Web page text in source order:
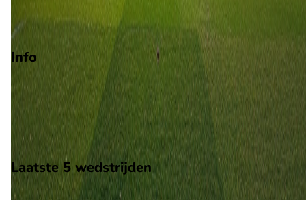
Degradatie
Info
Op 24 april 2026 gaat Valenciennes de strijd aan met Dijon. De
wedstrijd wordt afgetrapt om 17:30 en wordt gespeeld in de
National.
Scheidsrechter: Onbekend
Laatste 5 wedstrijden
H2H
Valenciennes